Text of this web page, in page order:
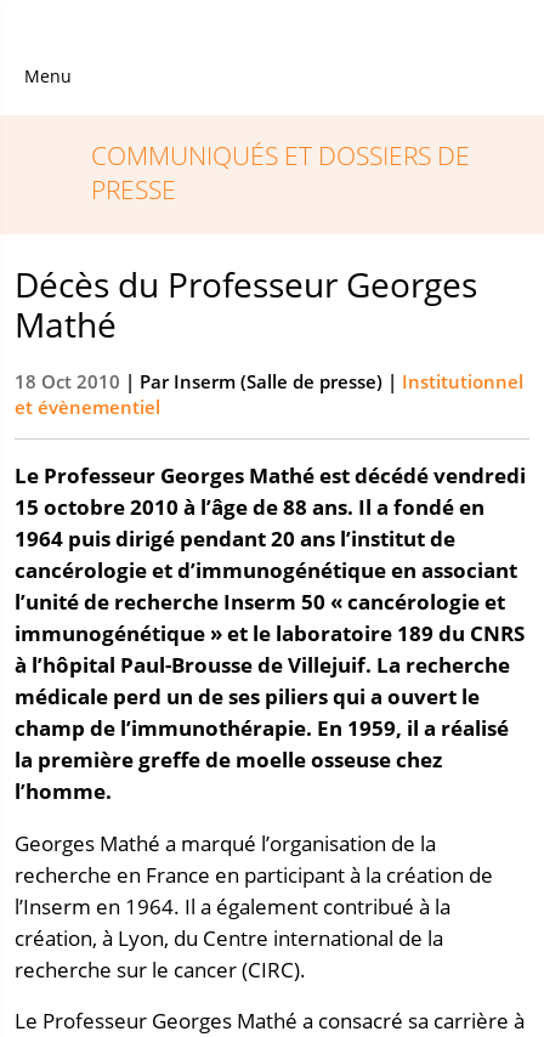
Menu
COMMUNIQUÉS ET DOSSIERS DE
PRESSE
Décès du Professeur Georges
Mathé
18 Oct 2010 | ParInserm (Salle de presse) | Institutionnel
et évènementiel
Le Professeur Georges Mathé est décédé vendredi
15 octobre 2010 à l’âge de 88 ans. Il a fondé en
1964 puis dirigé pendant 20 ans l’institut de
cancérologie et d’immunogénétique en associant
l’unité de recherche Inserm 50 « cancérologie et
immunogénétique » et le laboratoire 189 du CNRS
à l’hôpital Paul-Brousse de Villejuif. La recherche
médicale perd un de ses piliers qui a ouvert le
champ de l’immunothérapie. En 1959, il a réalisé
la première greffe de moelle osseuse chez
l’homme.
Georges Mathé a marqué l’organisation de la
recherche en France en participant à la création de
l’Inserm en 1964. Il a également contribué à la
création, à Lyon, du Centre international de la
recherche sur le cancer (CIRC).
Le Professeur Georges Mathé a consacré sa carrière à